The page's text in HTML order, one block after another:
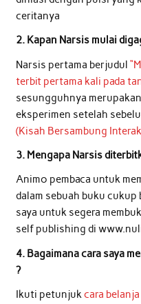
ceritanya
2. Kapan Narsis mulai
Narsis pertama berjudul
terbit pertama kali pada
sesungguhnya
eksperimen setelah
(Kisah Bersambung
3. Mengapa Narsis
Animo pembaca untuk
dalam sebuah buku cukup
saya untuk segera
self publishing di
4. Bagaimana cara saya
?
Ikuti petunjukcara